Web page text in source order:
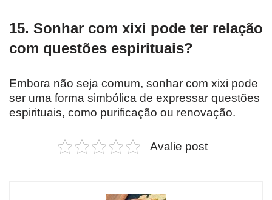
15. Sonhar com xixi pode ter relação
com questões espirituais?
Embora não seja comum, sonhar com xixi pode
ser uma forma simbólica de expressar questões
espirituais, como purificação ou renovação.
Avalie post